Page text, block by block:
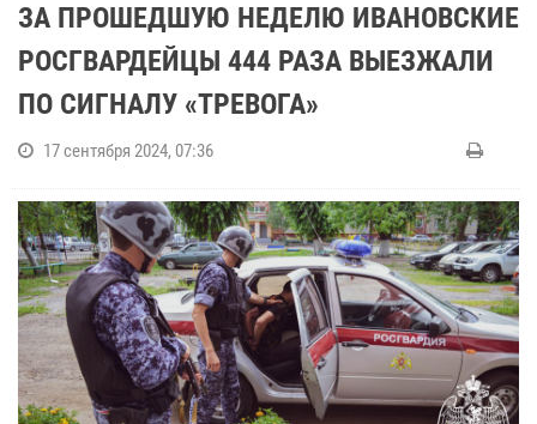
ЗА ПРОШЕДШУЮ НЕДЕЛЮ ИВАНОВСКИЕ
РОСГВАРДЕЙЦЫ 444 РАЗА ВЫЕЗЖАЛИ
ПО СИГНАЛУ «ТРЕВОГА»
17 сентября 2024, 07:36